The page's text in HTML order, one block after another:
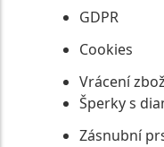
GDPR
Cookies
Vrácení
Šperky s
Zásnubní